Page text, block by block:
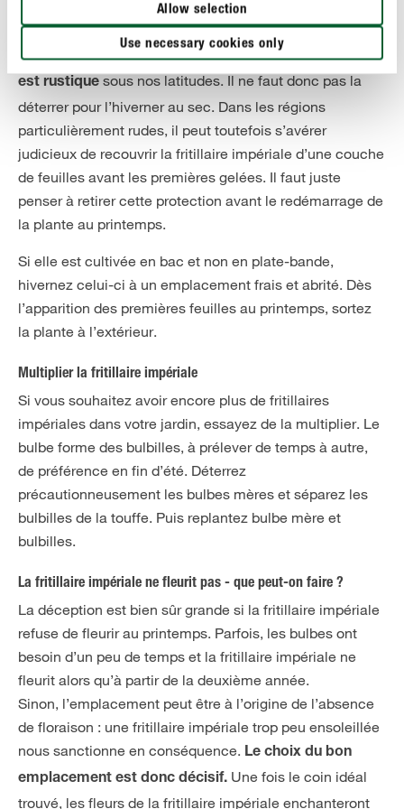
Allow selection
Use necessary cookies only
La fritillaire impériale est-elle rustique ?
Dans son pays d’origine, la Perse, les hivers sont
également froids. Par conséquent, lafritillaire impériale
est rustiquesous nos latitudes. Il ne faut donc pas la
déterrer pour l’hiverner au sec. Dans les régions
particulièrement rudes, il peut toutefois s’avérer
judicieux de recouvrir la fritillaire impériale d’une couche
de feuilles avant les premières gelées. Il faut juste
penser à retirer cette protection avant le redémarrage de
la plante au printemps.
Si elle est cultivée en bac et non en plate-bande,
hivernez celui-ci à un emplacement frais et abrité. Dès
l’apparition des premières feuilles au printemps, sortez
la plante à l’extérieur.
Multiplier la fritillaire impériale
Si vous souhaitez avoir encore plus de fritillaires
impériales dans votre jardin, essayez de la multiplier. Le
bulbe forme des bulbilles, à prélever de temps à autre,
de préférence en fin d’été. Déterrez
précautionneusement les bulbes mères et séparez les
bulbilles de la touffe. Puis replantez bulbe mère et
bulbilles.
La fritillaire impériale ne fleurit pas - que peut-on faire ?
La déception est bien sûr grande si la fritillaire impériale
refuse de fleurir au printemps. Parfois, les bulbes ont
besoin d’un peu de temps et la fritillaire impériale ne
fleurit alors qu’à partir de la deuxième année.
Sinon, l’emplacement peut être à l’origine de l’absence
de floraison : une fritillaire impériale trop peu ensoleillée
nous sanctionne en conséquence. Le choix du bon
emplacement est donc décisif. Une fois le coin idéal
trouvé, les fleurs de la fritillaire impériale enchanteront